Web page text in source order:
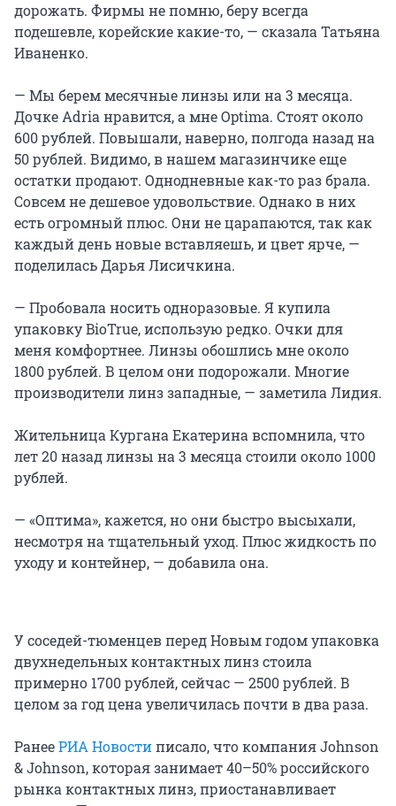
дорожать. Фирмы не помню, беру всегда
подешевле, корейские какие-то, — сказала Татьяна
Иваненко.
— Мы берем месячные линзы или на 3 месяца.
Дочке Adria нравится, а мне Optima. Стоят около
600 рублей. Повышали, наверно, полгода назад на
50 рублей. Видимо, в нашем магазинчике еще
остатки продают. Однодневные как-то раз брала.
Совсем не дешевое удовольствие. Однако в них
есть огромный плюс. Они не царапаются, так как
каждый день новые вставляешь, и цвет ярче, —
поделилась Дарья Лисичкина.
— Пробовала носить одноразовые. Я купила
упаковку BioTrue, использую редко. Очки для
меня комфортнее. Линзы обошлись мне около
1800 рублей. В целом они подорожали. Многие
производители линз западные, — заметила Лидия.
Жительница Кургана Екатерина вспомнила, что
лет 20 назад линзы на 3 месяца стоили около 1000
рублей.
— «Оптима», кажется, но они быстро высыхали,
несмотря на тщательный уход. Плюс жидкость по
уходу и контейнер, — добавила она.
У соседей-тюменцев перед Новым годом упаковка
двухнедельных контактных линз стоила
примерно 1700 рублей, сейчас — 2500 рублей. В
целом за год цена увеличилась почти в два раза.
РанееРИА Новостиписало, что компания Johnson
& Johnson, которая занимает 40–50% российского
рынка контактных линз, приостанавливает